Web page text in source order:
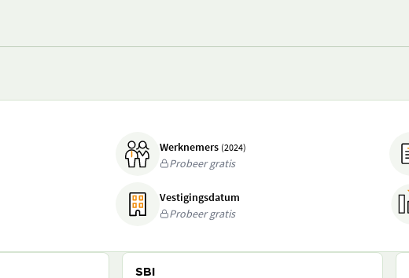
Werknemers (2024)
Probeer gratis
Vestigingsdatum
Probeer gratis
SBI